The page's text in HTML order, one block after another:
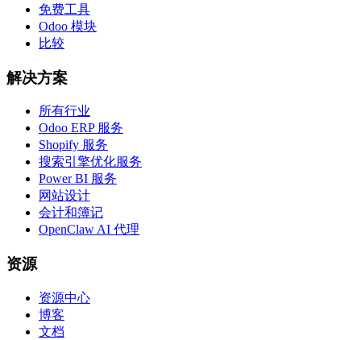
免费工具
Odoo 模块
比较
解决方案
所有行业
Odoo ERP 服务
Shopify 服务
搜索引擎优化服务
Power BI 服务
网站设计
会计和簿记
OpenClaw AI 代理
资源
资源中心
博客
文档